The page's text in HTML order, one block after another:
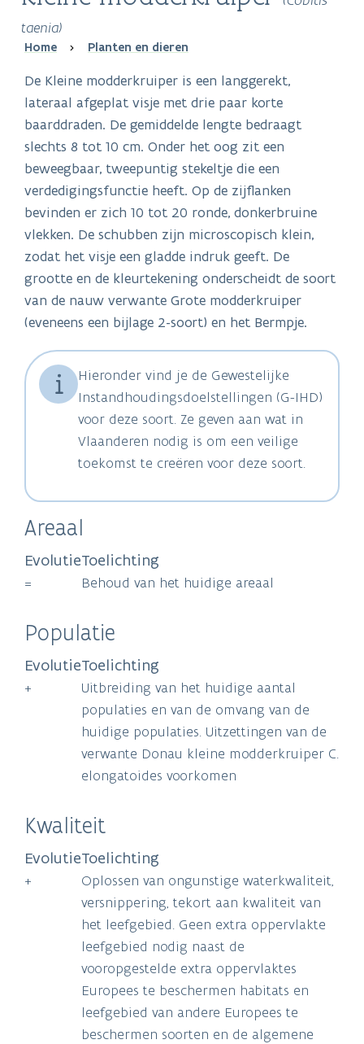
taenia)
Breadcrumb
Home Planten en dieren
De Kleine modderkruiper is een langgerekt,
lateraal afgeplat visje met drie paar korte
baarddraden. De gemiddelde lengte bedraagt
slechts 8 tot 10 cm. Onder het oog zit een
beweegbaar, tweepuntig stekeltje die een
verdedigingsfunctie heeft. Op de zijflanken
bevinden er zich 10 tot 20 ronde, donkerbruine
vlekken. De schubben zijn microscopisch klein,
zodat het visje een gladde indruk geeft. De
grootte en de kleurtekening onderscheidt de soort
van de nauw verwante Grote modderkruiper
(eveneens een bijlage 2-soort) en het Bermpje.
Hieronder vind je de Gewestelijke
Instandhoudingsdoelstellingen (G-IHD)
voor deze soort. Ze geven aan wat in
Vlaanderen nodig is om een veilige
toekomst te creëren voor deze soort.
Areaal
Evolutie
=
Toelichting
Behoud van het huidige areaal
Populatie
Evolutie
+
Toelichting
Uitbreiding van het huidige aantal
populaties en van de omvang van de
huidige populaties. Uitzettingen van de
verwante Donau kleine modderkruiper C.
elongatoides voorkomen
Kwaliteit
Evolutie
+
Toelichting
Oplossen van ongunstige waterkwaliteit,
versnippering, tekort aan kwaliteit van
het leefgebied. Geen extra oppervlakte
leefgebied nodig naast de
vooropgestelde extra oppervlaktes
Europees te beschermen habitats en
leefgebied van andere Europees te
beschermen soorten en de algemene